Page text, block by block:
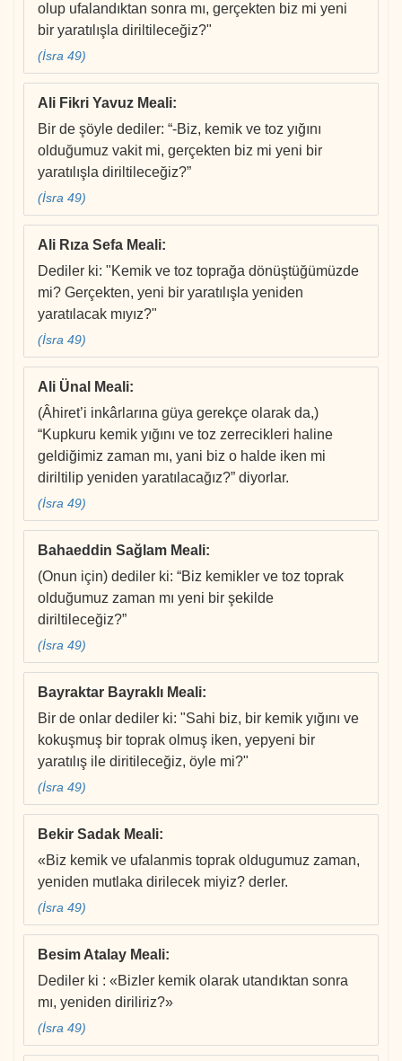
olup ufalandıktan sonra mı, gerçekten biz mi yeni
bir yaratılışla diriltileceğiz?"
(İsra 49)
Ali Fikri Yavuz Meali:
Bir de şöyle dediler: “-Biz, kemik ve toz yığını
olduğumuz vakit mi, gerçekten biz mi yeni bir
yaratılışla diriltileceğiz?”
(İsra 49)
Ali Rıza Sefa Meali:
Dediler ki: "Kemik ve toz toprağa dönüştüğümüzde
mi? Gerçekten, yeni bir yaratılışla yeniden
yaratılacak mıyız?"
(İsra 49)
Ali Ünal Meali:
(Âhiret’i inkârlarına güya gerekçe olarak da,)
“Kupkuru kemik yığını ve toz zerrecikleri haline
geldiğimiz zaman mı, yani biz o halde iken mi
diriltilip yeniden yaratılacağız?” diyorlar.
(İsra 49)
Bahaeddin Sağlam Meali:
(Onun için) dediler ki: “Biz kemikler ve toz toprak
olduğumuz zaman mı yeni bir şekilde
diriltileceğiz?”
(İsra 49)
Bayraktar Bayraklı Meali:
Bir de onlar dediler ki: "Sahi biz, bir kemik yığını ve
kokuşmuş bir toprak olmuş iken, yepyeni bir
yaratılış ile diritileceğiz, öyle mi?"
(İsra 49)
Bekir Sadak Meali:
«Biz kemik ve ufalanmis toprak oldugumuz zaman,
yeniden mutlaka dirilecek miyiz? derler.
(İsra 49)
Besim Atalay Meali:
Dediler ki : «Bizler kemik olarak utandıktan sonra
mı, yeniden diriliriz?»
(İsra 49)